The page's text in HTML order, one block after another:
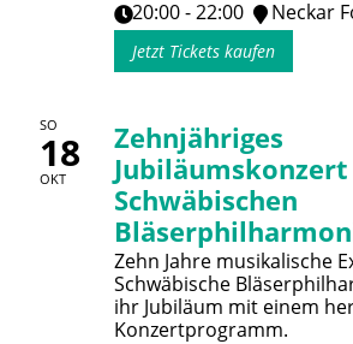
20:00 - 22:00
Neckar
Jetzt Tickets kaufen
SO
18
OKT
Zehnjähriges
Schwäbischen
Zehn Jahre musikalische
Schwäbische
ihr Jubiläum mit einem
Konzertprogramm.